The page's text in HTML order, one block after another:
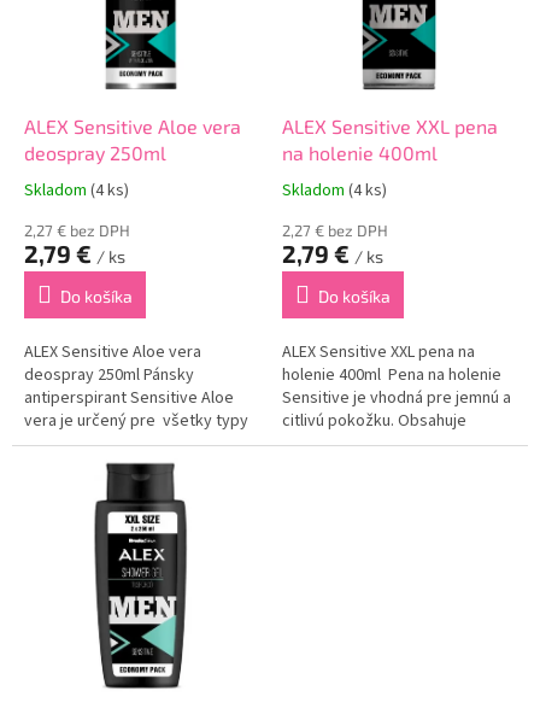
ALEX Sensitive Aloe vera
deospray 250ml
Skladom (4 ks)
2,27 € bez DPH
2,79 € / ks
Do košíka
ALEX Sensitive Aloe vera
deospray 250ml Pánsky
antiperspirant Sensitive Aloe
vera je určený pre všetky typy
pokožky. Obsahuje výťažok z
aloe vera, ktoré dokonale
hydratuje a upokojuje vašu
pokožku v...
ALEX Sensitive XXL pena
na holenie 400ml
Skladom (4 ks)
2,27 € bez DPH
2,79 € / ks
Do košíka
ALEX Sensitive XXL pena na
holenie 400ml Pena na holenie
Sensitive je vhodná pre jemnú a
citlivú pokožku. Obsahuje
špeciálne zloženie, ktoré